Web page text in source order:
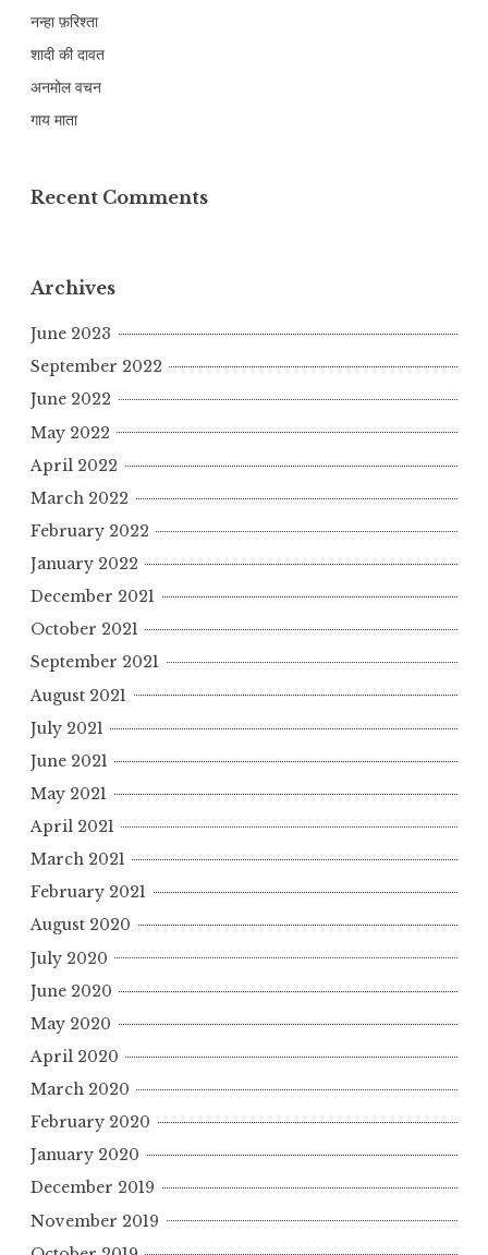
नन्हा फ़रिश्ता
शादी की दावत
अनमोल वचन
गाय माता
Recent Comments
Archives
June 2023
September 2022
June 2022
May 2022
April 2022
March 2022
February 2022
January 2022
December 2021
October 2021
September 2021
August 2021
July 2021
June 2021
May 2021
April 2021
March 2021
February 2021
August 2020
July 2020
June 2020
May 2020
April 2020
March 2020
February 2020
January 2020
December 2019
November 2019